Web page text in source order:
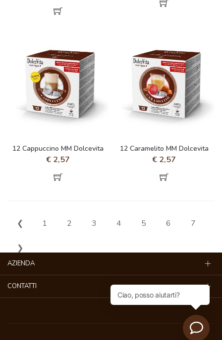
12 Cappuccino MM Dolcevita
€ 2,57
12 Caramelito MM Dolcevita
€ 2,57
❮ 1 2 3 4 5 6 7
❯
AZIENDA
CONTATTI